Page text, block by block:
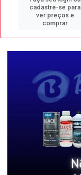
cadastre-se para
ver preços e
comprar